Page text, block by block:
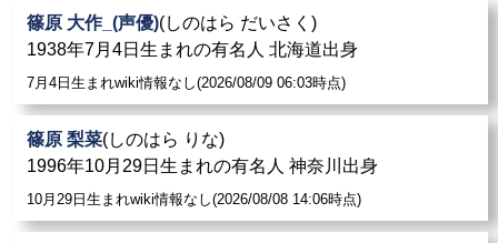
篠原 大作_(声優)(しのはら だいさく)
1938年7月4日生まれの有名人 北海道出身
7月4日生まれwiki情報なし(2026/08/09 06:03時点)
篠原 梨菜(しのはら りな)
1996年10月29日生まれの有名人 神奈川出身
10月29日生まれwiki情報なし(2026/08/08 14:06時点)